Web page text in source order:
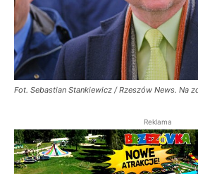
Fot. Sebastian Stankiewicz / Rzeszów News. Na
Reklama